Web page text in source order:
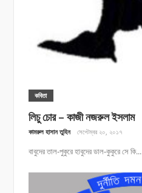
কবিতা
লিচু চোর – কাজী নজরুল ইসলাম
কামরুল হাসান তুহিন সেপ্টেম্বর ২০, ২০১৭
বাবুদের তাল-পুকুরে হাবুদের ডাল-কুকুরে সে কি...